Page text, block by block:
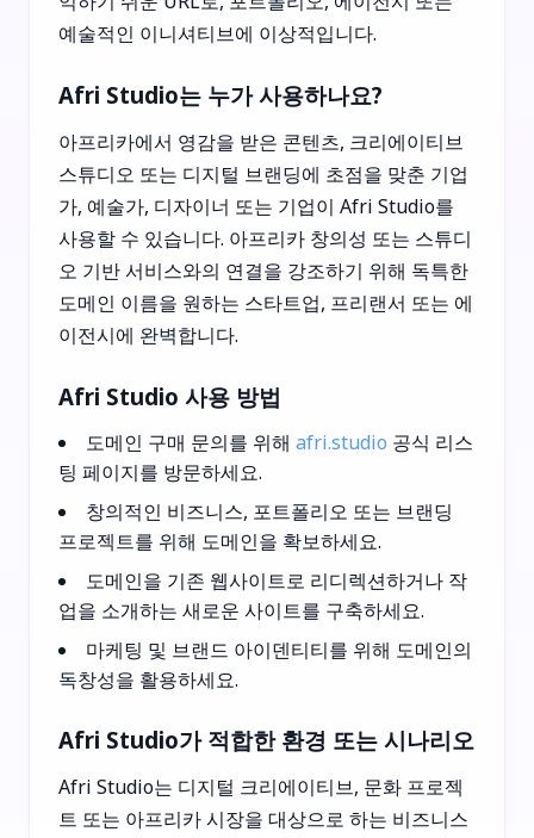
예술적인 이니셔티브에 이상적입니다.
Afri Studio는 누가 사용하나요?
아프리카에서 영감을 받은 콘텐츠, 크리에이티브
스튜디오 또는 디지털 브랜딩에 초점을 맞춘 기업
가, 예술가, 디자이너 또는 기업이 Afri Studio를
사용할 수 있습니다. 아프리카 창의성 또는 스튜디
오 기반 서비스와의 연결을 강조하기 위해 독특한
도메인 이름을 원하는 스타트업, 프리랜서 또는 에
이전시에 완벽합니다.
Afri Studio 사용 방법
도메인 구매 문의를 위해 afri.studio 공식 리스
팅 페이지를 방문하세요.
창의적인 비즈니스, 포트폴리오 또는 브랜딩
프로젝트를 위해 도메인을 확보하세요.
도메인을 기존 웹사이트로 리디렉션하거나 작
업을 소개하는 새로운 사이트를 구축하세요.
마케팅 및 브랜드 아이덴티티를 위해 도메인의
독창성을 활용하세요.
Afri Studio가 적합한 환경 또는 시나리오
Afri Studio는 디지털 크리에이티브, 문화 프로젝
트 또는 아프리카 시장을 대상으로 하는 비즈니스